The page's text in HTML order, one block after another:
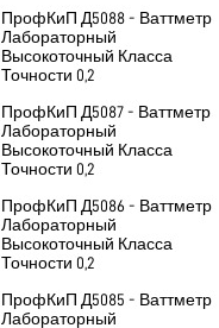
ПрофКиП Д5088 - Ваттметр
Лабораторный
Высокоточный Класса
Точности 0,2
ПрофКиП Д5087 - Ваттметр
Лабораторный
Высокоточный Класса
Точности 0,2
ПрофКиП Д5086 - Ваттметр
Лабораторный
Высокоточный Класса
Точности 0,2
ПрофКиП Д5085 - Ваттметр
Лабораторный